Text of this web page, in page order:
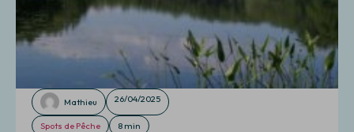
Mathieu 26/04/2025
Spots de Pêche 8 min